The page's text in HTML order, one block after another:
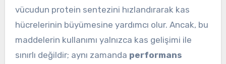
vücudun protein sentezini hızlandırarak kas
hücrelerinin büyümesine yardımcı olur. Ancak, bu
maddelerin kullanımı yalnızca kas gelişimi ile
sınırlı değildir; aynı zamanda performans